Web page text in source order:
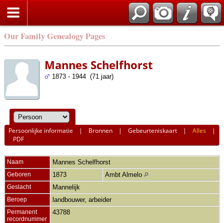
Our Family Genealogy Pages
Mannes Schelfhorst
1873 - 1944 (71 jaar)
Persoonlijke informatie | Bronnen |Gebeurteniskaart |Alles |
PDF
Naam Mannes Schelfhorst
Geboren 1873 Ambt Almelo
Geslacht Mannelijk
Beroep landbouwer, arbeider
Permanent
recordnummer
43788